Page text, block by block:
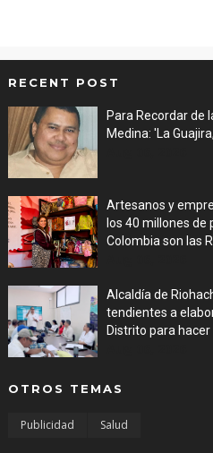
RECENT POST
Para Recordar de
Medina: 'La
Artesanos y
los 40 millones de
Colombia son las
Alcaldía de
tendientes a
Distrito para
OTROS TEMAS
Publicidad Salud